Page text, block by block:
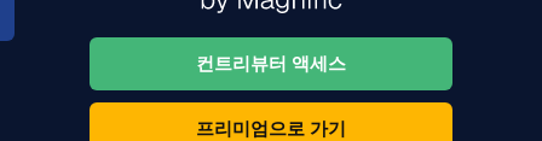
컨트리뷰터 액세스
프리미엄으로 가기